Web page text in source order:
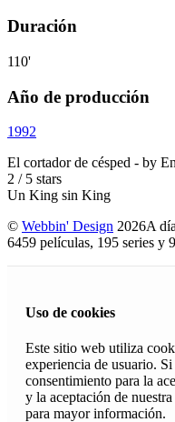
Duración
110'
Año de producción
1992
El cortador de césped - by
2 / 5 stars
Un King sin King
© Webbin' Design 2026A
6459 películas, 195 series y
Uso de cookies
Este sitio web utiliza
experiencia de usuario.
consentimiento para la
y la aceptación de nuestra
para mayor información.